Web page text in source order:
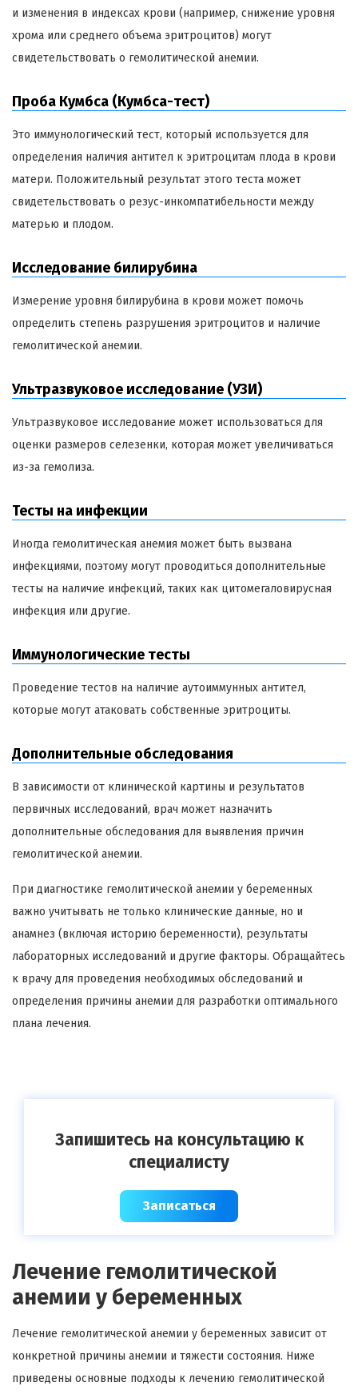
и изменения в индексах крови (например, снижение уровня
хрома или среднего объема эритроцитов) могут
свидетельствовать о гемолитической анемии.
Проба Кумбса (Кумбса-тест)
Это иммунологический тест, который используется для
определения наличия антител к эритроцитам плода в крови
матери. Положительный результат этого теста может
свидетельствовать о резус-инкомпатибельности между
матерью и плодом.
Исследование билирубина
Измерение уровня билирубина в крови может помочь
определить степень разрушения эритроцитов и наличие
гемолитической анемии.
Ультразвуковое исследование (УЗИ)
Ультразвуковое исследование может использоваться для
оценки размеров селезенки, которая может увеличиваться
из-за гемолиза.
Тесты на инфекции
Иногда гемолитическая анемия может быть вызвана
инфекциями, поэтому могут проводиться дополнительные
тесты на наличие инфекций, таких как цитомегаловирусная
инфекция или другие.
Иммунологические тесты
Проведение тестов на наличие аутоиммунных антител,
которые могут атаковать собственные эритроциты.
Дополнительные обследования
В зависимости от клинической картины и результатов
первичных исследований, врач может назначить
дополнительные обследования для выявления причин
гемолитической анемии.
При диагностике гемолитической анемии у беременных
важно учитывать не только клинические данные, но и
анамнез (включая историю беременности), результаты
лабораторных исследований и другие факторы. Обращайтесь
к врачу для проведения необходимых обследований и
определения причины анемии для разработки оптимального
плана лечения.
Запишитесь на консультацию к
специалисту
Записаться
Лечение гемолитической
анемии у беременных
Лечение гемолитической анемии у беременных зависит от
конкретной причины анемии и тяжести состояния. Ниже
приведены основные подходы к лечению гемолитической